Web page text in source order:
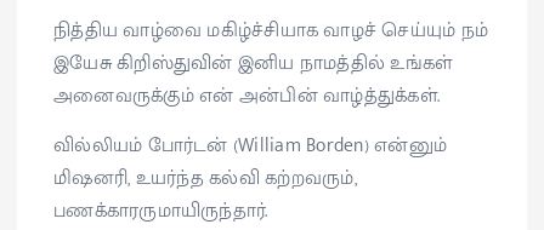
நித்திய வாழ்வை மகிழ்ச்சியாக வாழச் செய்யும் நம்
இயேசு கிறிஸ்துவின் இனிய நாமத்தில் உங்கள்
அனைவருக்கும் என் அன்பின் வாழ்த்துக்கள்.
வில்லியம் போர்டன் (William Borden) என்னும்
மிஷனரி, உயர்ந்த கல்வி கற்றவரும்,
பணக்காரருமாயிருந்தார்.